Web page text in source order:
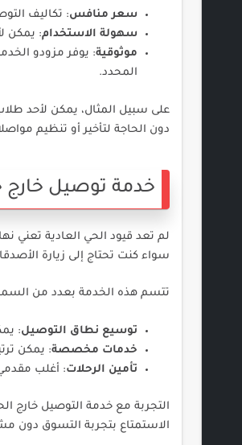
سعر منافس: تكاليف
سهولة الاستخدام: يمكن
موثوقية: يوفر مزودو
المحدد.
على سبيل المثال، يمكن لأحد
دون الحاجة لتأخير أو تنظيم
خدمة توصيل خارج
لم تعد قيود الحي العادية تعني
سواء كنت تحتاج إلى زيارة
تتسم هذه الخدمة بعدد من
توسيع نطاق التوصيل:
خدمات مخصصة: يمكن
تأمين الرحلات: أغلب
التجربة مع خدمة التوصيل خارج
الاستمتاع بتجربة التسوق دون